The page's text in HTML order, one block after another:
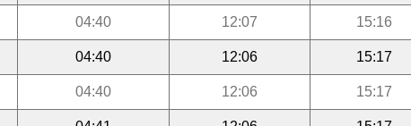
04:40 12:07 15:16
04:40 12:06 15:17
04:40 12:06 15:17